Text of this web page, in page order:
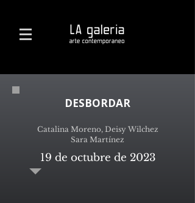
DESBORDAR
Catalina Moreno, Deisy Wilchez
Sara Martínez
19 de octubre de 2023